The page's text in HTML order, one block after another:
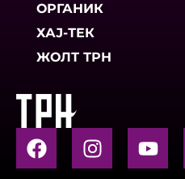
ОРГАНИК
ХАЈ-ТЕК
ЖОЛТ ТРН